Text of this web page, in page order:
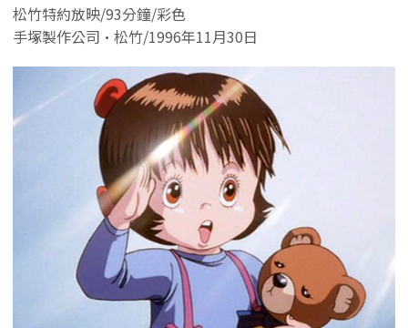
松竹特約放映/93分鐘/彩色
手塚製作公司·松竹/1996年11月30日